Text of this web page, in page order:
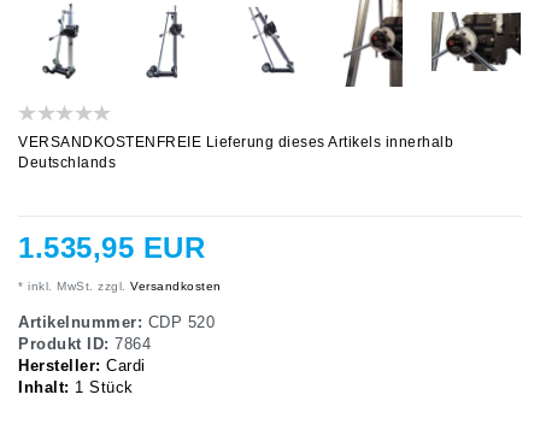
VERSANDKOSTENFREIE Lieferung dieses Artikels innerhalb
Deutschlands
1.535,95 EUR
* inkl. MwSt. zzgl. Versandkosten
Artikelnummer: CDP 520
Produkt ID: 7864
Hersteller: Cardi
Inhalt: 1 Stück